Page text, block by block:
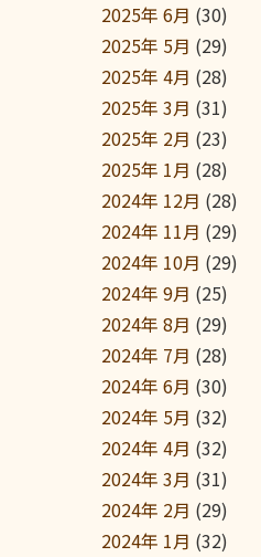
2025年 6月 (30)
2025年 5月 (29)
2025年 4月 (28)
2025年 3月 (31)
2025年 2月 (23)
2025年 1月 (28)
2024年 12月 (28)
2024年 11月 (29)
2024年 10月 (29)
2024年 9月 (25)
2024年 8月 (29)
2024年 7月 (28)
2024年 6月 (30)
2024年 5月 (32)
2024年 4月 (32)
2024年 3月 (31)
2024年 2月 (29)
2024年 1月 (32)